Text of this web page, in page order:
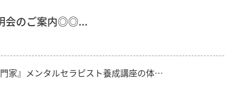
会のご案内◎◎...
家』メンタルセラピスト養成講座の体…